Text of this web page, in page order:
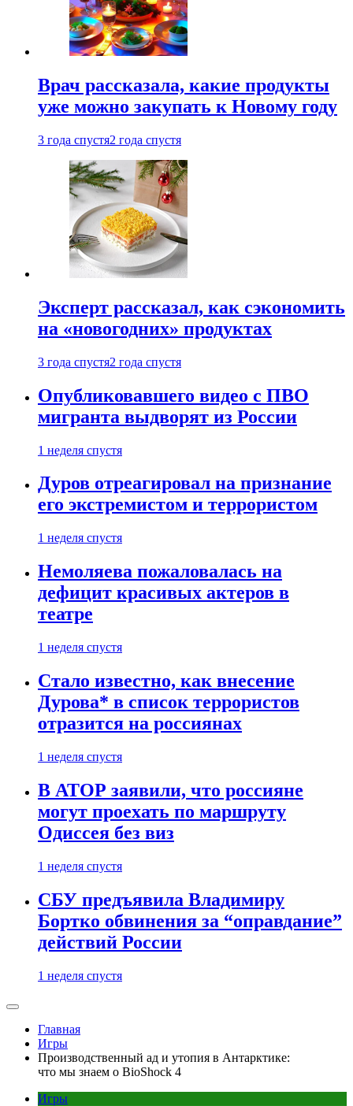
Врач рассказала, какие продукты
уже можно закупать к Новому году
3 года спустя2 года спустя
Эксперт рассказал, как сэкономить
на «новогодних» продуктах
3 года спустя2 года спустя
Опубликовавшего видео с ПВО
мигранта выдворят из России
1 неделя спустя
Дуров отреагировал на признание
его экстремистом и террористом
1 неделя спустя
Немоляева пожаловалась на
дефицит красивых актеров в
театре
1 неделя спустя
Стало известно, как внесение
Дурова* в список террористов
отразится на россиянах
1 неделя спустя
В АТОР заявили, что россияне
могут проехать по маршруту
Одиссея без виз
1 неделя спустя
СБУ предъявила Владимиру
Бортко обвинения за “оправдание”
действий России
1 неделя спустя
Главная
Игры
Производственный ад и утопия в Антарктике:
что мы знаем о BioShock 4
Игры